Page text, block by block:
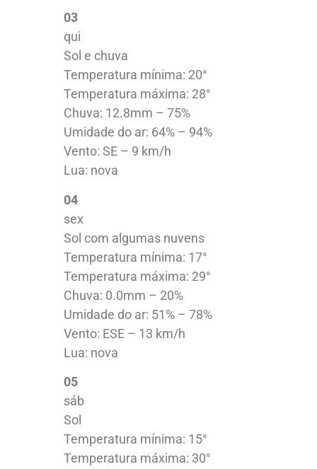
03
qui
Sol e chuva
Temperatura mínima: 20°
Temperatura máxima: 28°
Chuva: 12.8mm – 75%
Umidade do ar: 64% – 94%
Vento: SE – 9 km/h
Lua: nova
04
sex
Sol com algumas nuvens
Temperatura mínima: 17°
Temperatura máxima: 29°
Chuva: 0.0mm – 20%
Umidade do ar: 51% – 78%
Vento: ESE – 13 km/h
Lua: nova
05
sáb
Sol
Temperatura mínima: 15°
Temperatura máxima: 30°